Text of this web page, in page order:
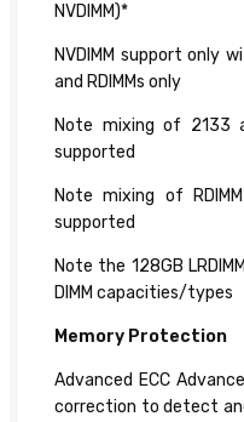
NVDIMM)*
NVDIMM support only
and RDIMMs only
Note mixing of 2133
supported
Note mixing of
supported
Note the 128GB
DIMM capacities/types
Memory Protection
Advanced ECC
correction to detect